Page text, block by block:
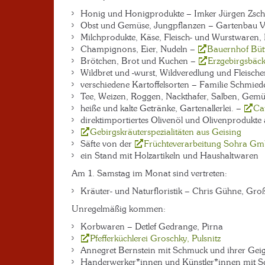
Honig und Honigprodukte – Imker Jürgen
Obst und Gemüse, Jungpflanzen – Gartenbau
Milchprodukte, Käse, Fleisch- und
Champignons, Eier, Nudeln –
Bauernhof
Brötchen, Brot und Kuchen –
Wildbret und -wurst, Wildveredlung und
verschiedene Kartoffelsorten – Familie
Tee, Weizen, Roggen, Nackthafer, Salben,
heiße und kalte Getränke, Gartenallerlei. –
direktimportiertes Olivenöl und
Gebirgskräuterspezialitäten aus Geising
Säfte von der
Früchteverarbeitung Sohra
ein Stand mit Holzartikeln und Haushaltwaren
Am 1. Samstag im Monat sind vertreten:
Kräuter- und Naturfloristik – Chris Gühne,
Unregelmäßig kommen:
Korbwaren – Detlef Gedrange, Pirna
Pfefferküchlerei Groschky, Pulsnitz
Annegret Bernstein mit Schmuck und ihrer
Handerwerker*innen und Künstler*innen mit